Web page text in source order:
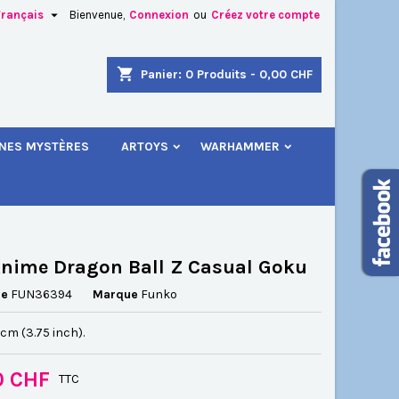
Bienvenue, Connexion ou Créez votre compte

shopping_cart Panier: 0 Produits - 0,00 CHF
MYSTÈRES ARTOYS WARHAMMER
Dragon Ball Z Casual Goku
FUN36394 Marque Funko
cm (3.75 inch).
CHF TTC